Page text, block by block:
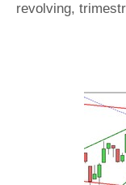
revolving,